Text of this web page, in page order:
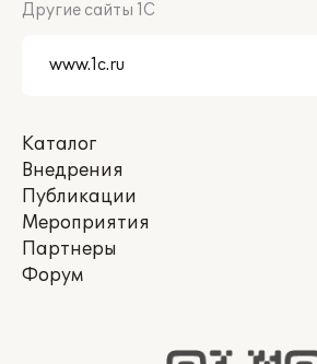
Другие сайты 1С
Каталог
Внедрения
Публикации
Мероприятия
Партнеры
Форум